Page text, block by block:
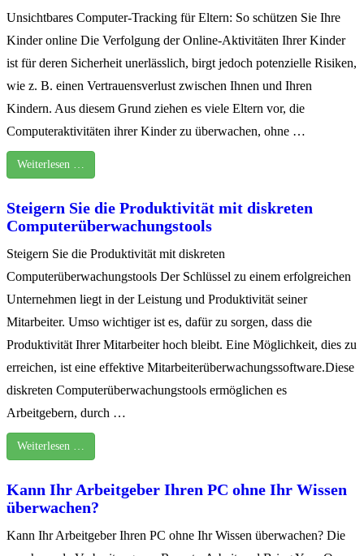
Unsichtbares Computer-Tracking für Eltern: So schützen Sie Ihre
Kinder online Die Verfolgung der Online-Aktivitäten Ihrer Kinder
ist für deren Sicherheit unerlässlich, birgt jedoch potenzielle Risiken,
wie z. B. einen Vertrauensverlust zwischen Ihnen und Ihren
Kindern. Aus diesem Grund ziehen es viele Eltern vor, die
Computeraktivitäten ihrer Kinder zu überwachen, ohne …
Weiterlesen …
Steigern Sie die Produktivität mit diskreten
Computerüberwachungstools
Steigern Sie die Produktivität mit diskreten
Computerüberwachungstools Der Schlüssel zu einem erfolgreichen
Unternehmen liegt in der Leistung und Produktivität seiner
Mitarbeiter. Umso wichtiger ist es, dafür zu sorgen, dass die
Produktivität Ihrer Mitarbeiter hoch bleibt. Eine Möglichkeit, dies zu
erreichen, ist eine effektive Mitarbeiterüberwachungssoftware.Diese
diskreten Computerüberwachungstools ermöglichen es
Arbeitgebern, durch …
Weiterlesen …
Kann Ihr Arbeitgeber Ihren PC ohne Ihr Wissen
überwachen?
Kann Ihr Arbeitgeber Ihren PC ohne Ihr Wissen überwachen? Die